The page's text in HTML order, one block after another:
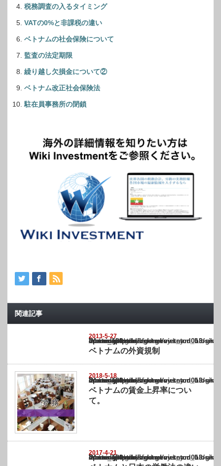
税務調査の入るタイミング
VATの0%と非課税の違い
ベトナムの社会保険について
監査の法定期限
繰り越し欠損金について②
ベトナム改正社会保険法
駐在員事務所の閉鎖
関連記事
2013-5-27
Warning
: Undefined array key "show_category" in
/home/netst/kuno-cpa.co.jp/public_html/vietnam_blog/wp-content/themes/
on line183
ベトナムの外資規制
2018-5-18
Warning
: Undefined array key "show_category" in
/home/netst/kuno-cpa.co.jp/public_html/vietnam_blog/wp-content/themes/
on line183
ベトナムの賃金上昇率につい
て。
2017-4-21
Warning
: Undefined array key "show_category" in
/home/netst/kuno-cpa.co.jp/public_html/vietnam_blog/wp-content/themes/
on line183